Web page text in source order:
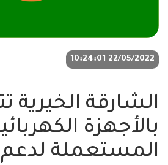
22/05/2022 10:24:01
الشارقة الخيرية
بالأجهزة
المستعملة لدعم